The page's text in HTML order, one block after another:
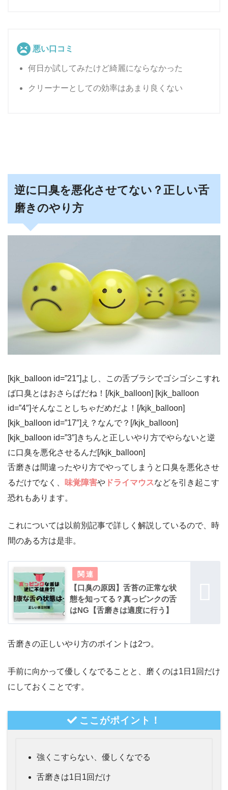
悪い口コミ
何日か試してみたけど綺麗にならなかった
クリーナーとしての効率はあまり良くない
逆に口臭を悪化させてない？正しい舌
磨きのやり方
[kjk_balloon id=”21″]よし、この舌ブラシでゴシゴシこすれ
ば口臭とはおさらばだね！[/kjk_balloon] [kjk_balloon
id=”4″]そんなことしちゃだめだよ！[/kjk_balloon]
[kjk_balloon id=”17″]え？なんで？[/kjk_balloon]
[kjk_balloon id=”3″]きちんと正しいやり方でやらないと逆
に口臭を悪化させるんだ[/kjk_balloon]
舌磨きは間違ったやり方でやってしまうと口臭を悪化させ
るだけでなく、
味覚障害や ドライマウスなどを引き起こす
恐れもあります。
これについては以前別記事で詳しく解説しているので、時
間のある方は是非。
【口臭の原因】舌苔の正常な状
態を知ってる？真っピンクの舌
はNG【舌磨きは適度に行う】
舌磨きの正しいやり方のポイントは2つ。
手前に向かって優しくなでることと、磨くのは1日1回だけ
にしておくことです。
ここがポイント！
強くこすらない、優しくなでる
舌磨きは1日1回だけ